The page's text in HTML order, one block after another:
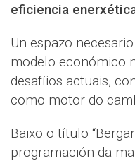
eficiencia
Un espazo
modelo económico
desafíios actuais,
como motor do
Baixo o título
programación da